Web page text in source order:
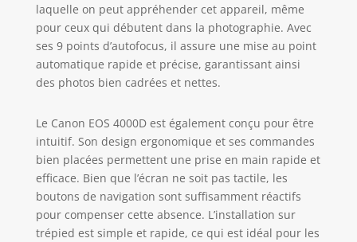
laquelle on peut appréhender cet appareil, même
pour ceux qui débutent dans la photographie. Avec
ses 9 points d’autofocus, il assure une mise au point
automatique rapide et précise, garantissant ainsi
des photos bien cadrées et nettes.
Le Canon EOS 4000D est également conçu pour être
intuitif. Son design ergonomique et ses commandes
bien placées permettent une prise en main rapide et
efficace. Bien que l’écran ne soit pas tactile, les
boutons de navigation sont suffisamment réactifs
pour compenser cette absence. L’installation sur
trépied est simple et rapide, ce qui est idéal pour les